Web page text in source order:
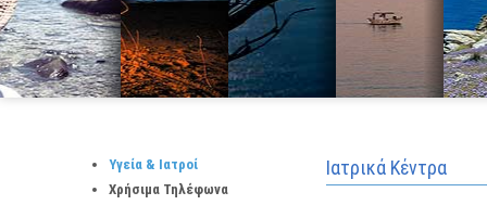
Υγεία & Ιατροί
Χρήσιμα Τηλέφωνα
Ιατρικά Κέντρα